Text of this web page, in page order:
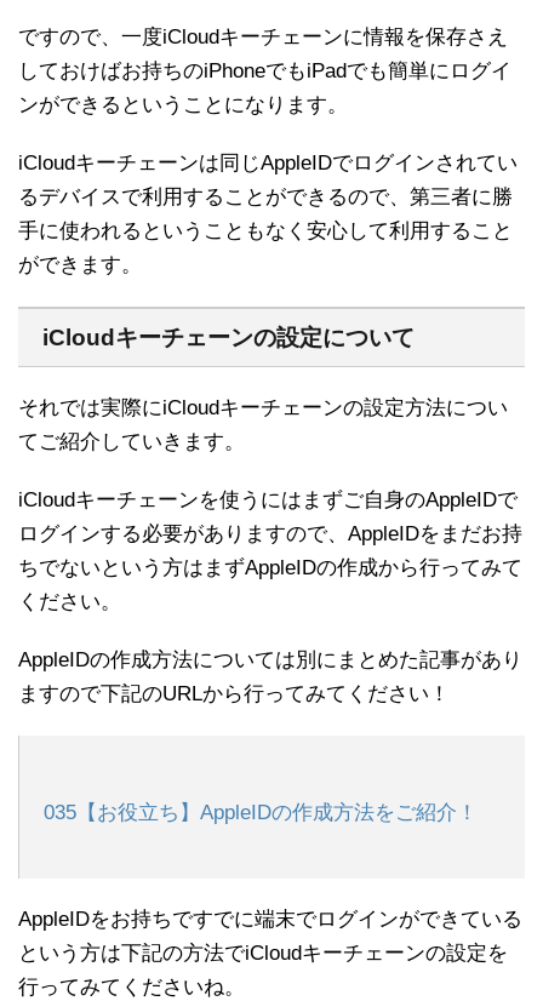
ですので、一度iCloudキーチェーンに情報を保存さえ
しておけばお持ちのiPhoneでもiPadでも簡単にログイ
ンができるということになります。
iCloudキーチェーンは同じAppleIDでログインされてい
るデバイスで利用することができるので、第三者に勝
手に使われるということもなく安心して利用すること
ができます。
iCloudキーチェーンの設定について
それでは実際にiCloudキーチェーンの設定方法につい
てご紹介していきます。
iCloudキーチェーンを使うにはまずご自身のAppleIDで
ログインする必要がありますので、AppleIDをまだお持
ちでないという方はまずAppleIDの作成から行ってみて
ください。
AppleIDの作成方法については別にまとめた記事があり
ますので下記のURLから行ってみてください！
035【お役立ち】AppleIDの作成方法をご紹介！
AppleIDをお持ちですでに端末でログインができている
という方は下記の方法でiCloudキーチェーンの設定を
行ってみてくださいね。